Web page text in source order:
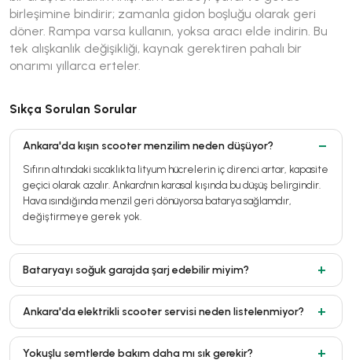
birleşimine bindirir; zamanla gidon boşluğu olarak geri
döner. Rampa varsa kullanın, yoksa aracı elde indirin. Bu
tek alışkanlık değişikliği, kaynak gerektiren pahalı bir
onarımı yıllarca erteler.
Sıkça Sorulan Sorular
Ankara'da kışın scooter menzilim neden düşüyor?
Sıfırın altındaki sıcaklıkta lityum hücrelerin iç direnci artar, kapasite
geçici olarak azalır. Ankara'nın karasal kışında bu düşüş belirgindir.
Hava ısındığında menzil geri dönüyorsa batarya sağlamdır,
değiştirmeye gerek yok.
Bataryayı soğuk garajda şarj edebilir miyim?
Ankara'da elektrikli scooter servisi neden listelenmiyor?
Yokuşlu semtlerde bakım daha mı sık gerekir?